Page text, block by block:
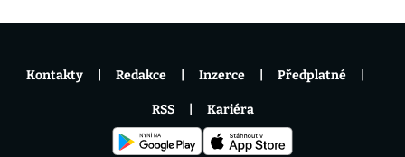
Kontakty Redakce Inzerce Předplatné
RSS Kariéra